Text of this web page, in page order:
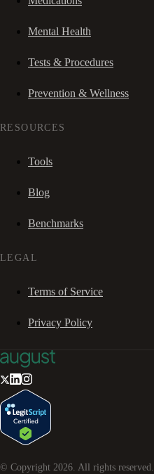
Mental Health
Tests & Procedures
Prevention & Wellness
RESOURCES
Tools
Blog
Benchmarks
LEGAL
Terms of Service
Privacy Policy
© Copyright 2026. All rights reserved.